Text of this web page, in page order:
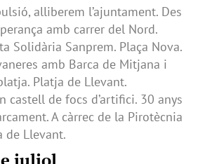
alliberem l’ajuntament. Des
amb carrer del Nord.
Solidària Sanprem. Plaça Nova.
amb Barca de Mitjana i
Platja de Llevant.
castell de focs d’artifici. 30 anys
A càrrec de la Pirotècnia
de Llevant.